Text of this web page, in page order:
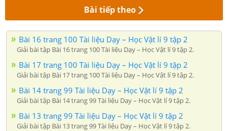
Bài tiếp theo
Bài 16 trang 100 Tài liệu Dạy – Học Vật lí 9 tập 2
Giải bài tập Bài 16 trang 100 Tài liệu Dạy – Học Vật lí 9 tập 2.
Bài 17 trang 100 Tài liệu Dạy – Học Vật lí 9 tập 2
Giải bài tập Bài 17 trang 100 Tài liệu Dạy – Học Vật lí 9 tập 2.
Bài 14 trang 99 Tài liệu Dạy – Học Vật lí 9 tập 2
Giải bài tập Bài 14 trang 99 Tài liệu Dạy – Học Vật lí 9 tập 2.
Bài 13 trang 99 Tài liệu Dạy – Học Vật lí 9 tập 2
Giải bài tập Bài 13 trang 99 Tài liệu Dạy – Học Vật lí 9 tập 2.